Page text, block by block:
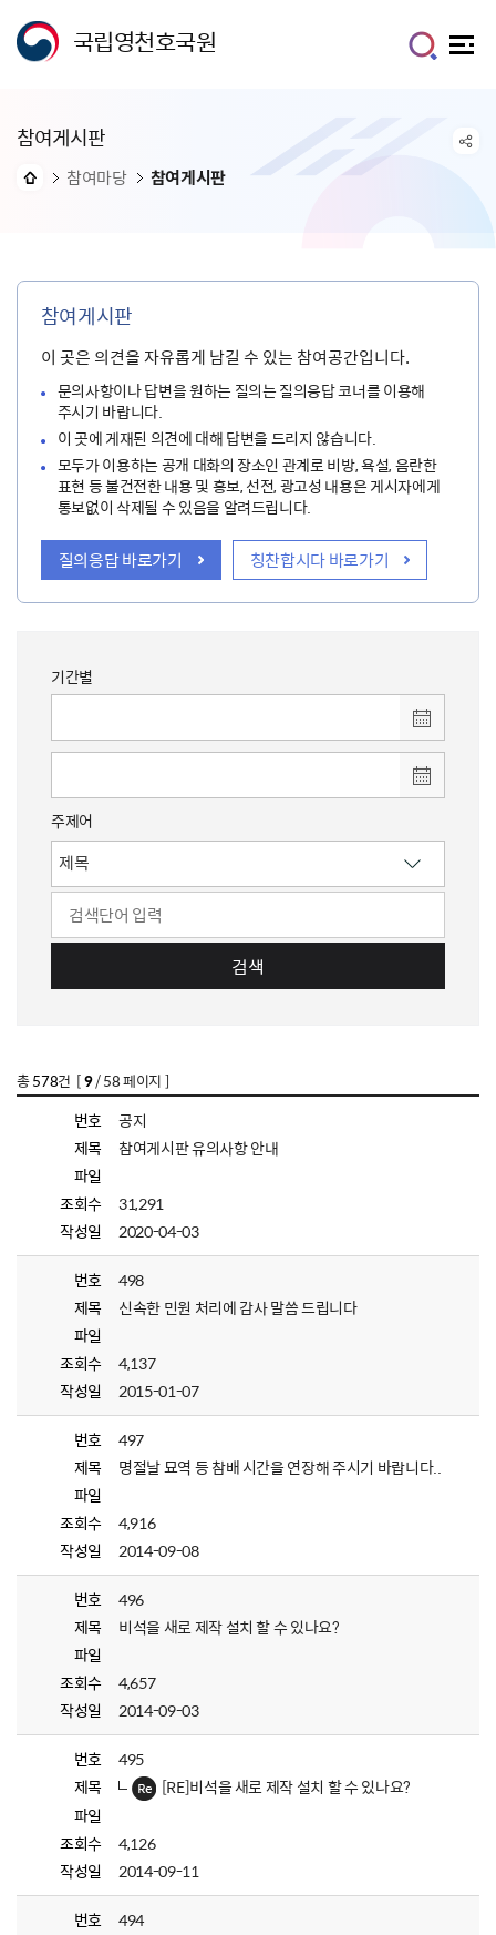
국립영천호국원
참여게시판
참여마당 참여게시판
참여게시판
이 곳은 의견을 자유롭게 남길 수 있는 참여공간입니다.
문의사항이나 답변을 원하는 질의는 질의응답 코너를 이용해
주시기 바랍니다.
이 곳에 게재된 의견에 대해 답변을 드리지 않습니다.
모두가 이용하는 공개 대화의 장소인 관계로 비방, 욕설, 음란한
표현 등 불건전한 내용 및 홍보, 선전, 광고성 내용은 게시자에게
통보없이 삭제될 수 있음을 알려드립니다.
질의응답 바로가기 칭찬합시다 바로가기
기간별
주제어
검색
총578건 [9/ 58 페이지 ]
번호
공지
제목
참여게시판 유의사항 안내
파일
조회수
31,291
작성일
2020-04-03
번호
498
제목
신속한 민원 처리에 감사 말씀 드립니다
파일
조회수
4,137
작성일
2015-01-07
번호
497
제목
명절날 묘역 등 참배 시간을 연장해 주시기 바랍니다..
파일
조회수
4,916
작성일
2014-09-08
번호
496
제목
비석을 새로 제작 설치 할 수 있나요?
파일
조회수
4,657
작성일
2014-09-03
번호
495
제목
[RE]비석을 새로 제작 설치 할 수 있나요?
파일
조회수
4,126
작성일
2014-09-11
번호
494